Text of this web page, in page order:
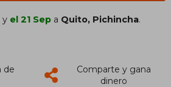
y el 21 Sep a Quito, Pichincha.
de
Comparte y gana
dinero